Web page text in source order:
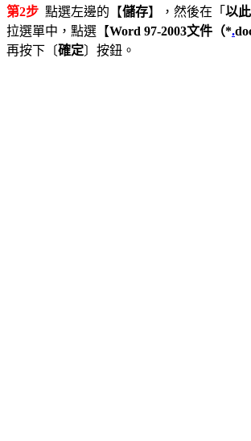
第2步 點選左邊的【儲存】，然後在「 以
拉選單中，點選【Word 97-2003文件（*.
再按下〔確定〕按鈕。